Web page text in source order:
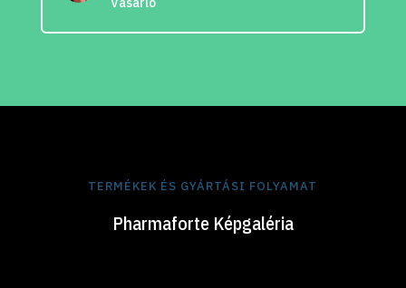
TERMÉKEK ÉS GYÁRTÁSI FOLYAMAT
Pharmaforte Képgaléria